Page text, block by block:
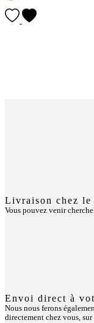
Livraison chez le
Vous pouvez venir
Envoi direct à
Nous nous ferons
directement chez vous,